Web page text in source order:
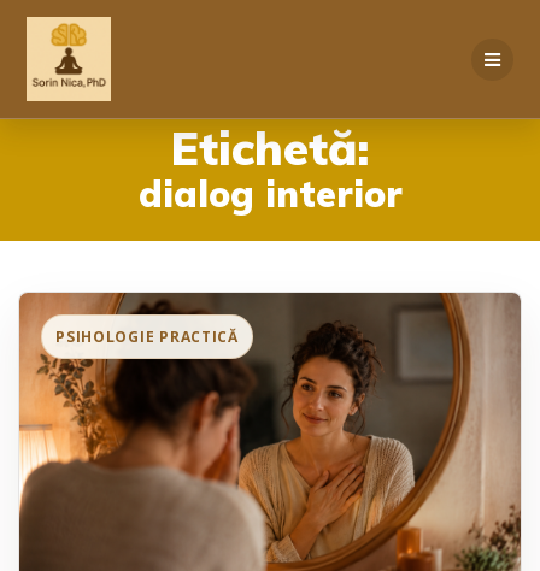
Etichetă:
dialog interior